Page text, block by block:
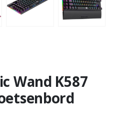
Wand K587